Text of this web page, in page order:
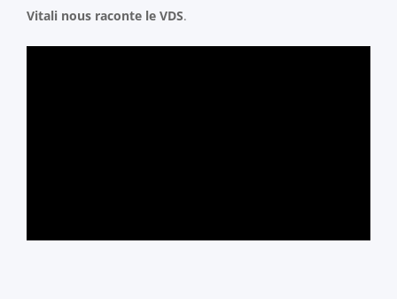
Vitali nous raconte le VDS.